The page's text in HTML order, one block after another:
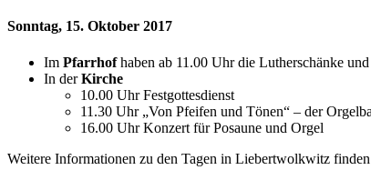
Sonntag, 15. Oktober 2017
Im Pfarrhofhaben ab 11.00 Uhr die Lutherschänke
In derKirche
10.00 Uhr Festgottesdienst
11.30 Uhr „Von Pfeifen und Tönen“ – der
16.00 Uhr Konzert für Posaune und Orgel
Weitere Informationen zu den Tagen in Liebertwolkwitz